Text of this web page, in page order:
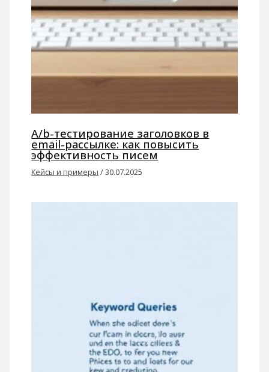
A/b-тестирование заголовков в
email-рассылке: как повысить
эффективность писем
Кейсы и примеры /30.07.2025